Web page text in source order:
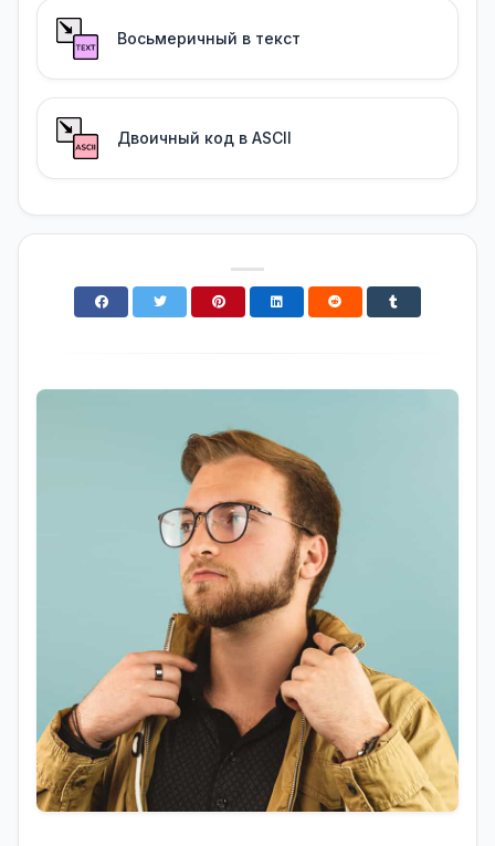
Восьмеричный в текст
Двоичный код в ASCII